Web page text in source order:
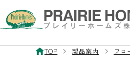
TOP 製品案内 フロ